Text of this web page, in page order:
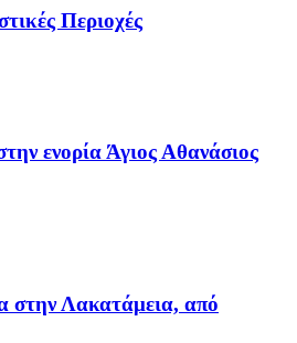
Περιοχές
ενορία Άγιος Αθανάσιος
στην Λακατάμεια, από